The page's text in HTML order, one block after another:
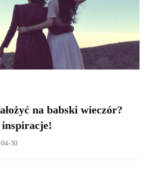
na babski wieczór?
inspiracje!
30